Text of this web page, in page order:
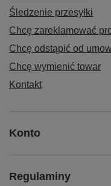
Śledzenie przesyłki
Chcę zareklamować
Chcę odstąpić od
Chcę wymienić towar
Kontakt
Konto
Regulaminy